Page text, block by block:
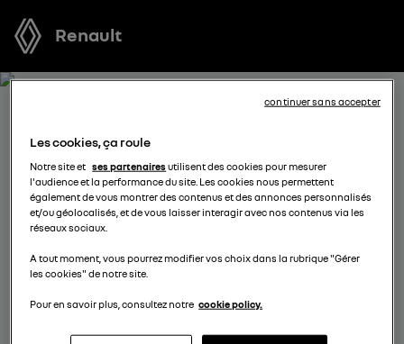
Renault
RÉSERVEZ UN ESSAI POUR
SYMBIOZ FULL HYBRID E-
TECH
Réservez l’un de nos modèles pour profiter d’un essai
votre décision.
Les cookies, ça roule
Notre site et ses partenairesutilisent des cookies pour mesurer
l'audience et la performance du site. Les cookies nous permettent
également de vous montrer des contenus et des annonces personnalisés
et/ou géolocalisés, et de vous laisser interagir avec nos contenus via les
réseaux sociaux.
A tout moment, vous pourrez modifier vos choix dans la rubrique "Gérer
les cookies" de notre site.
Pour en savoir plus, consultez notre cookie policy.
continuer sans accepter